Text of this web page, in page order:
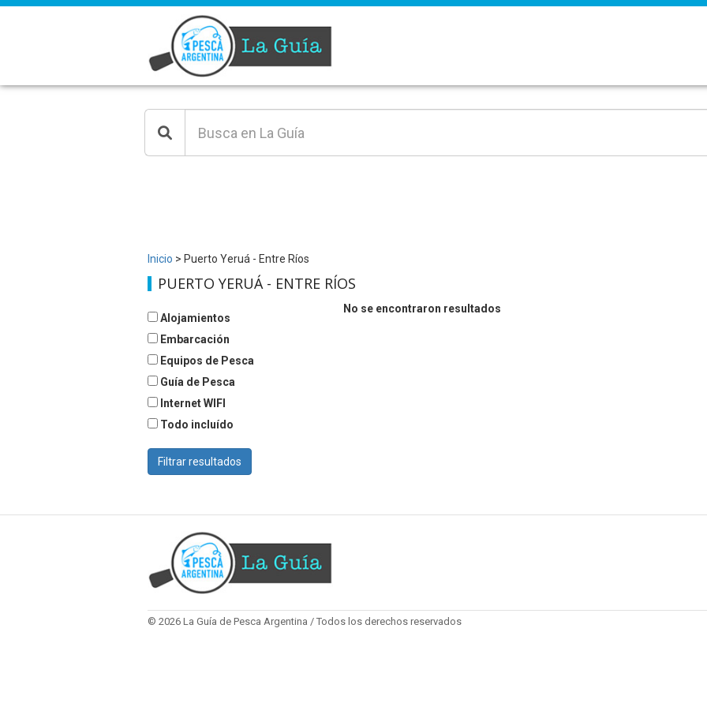
Inicio > Puerto Yeruá - Entre Ríos
PUERTO YERUÁ - ENTRE RÍOS
Alojamientos
Embarcación
Equipos de Pesca
Guía de Pesca
Internet WIFI
Todo incluído
Filtrar resultados
No se encontraron resultados
© 2026 La Guía de Pesca Argentina / Todos los derechos reservados